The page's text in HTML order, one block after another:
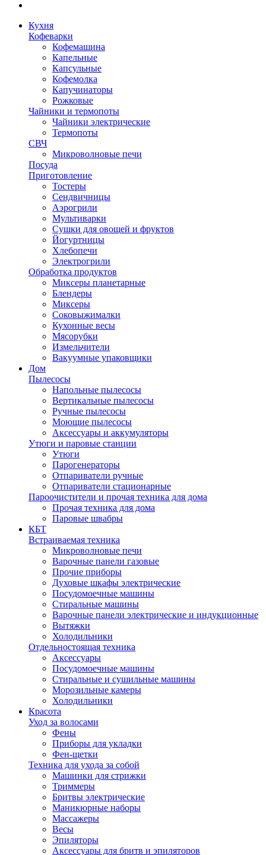
Кухня
Кофеварки
Кофемашина
Капельные
Капсульные
Кофемолка
Капучинаторы
Рожковые
Чайники и термопоты
Чайники электрические
Термопоты
СВЧ
Микроволновые печи
Посуда
Приготовление
Тостеры
Сендвичницы
Аэрогрили
Мультиварки
Сушки для овощей и фруктов
Йогуртницы
Хлебопечи
Электрогрили
Обработка продуктов
Миксеры планетарные
Блендеры
Миксеры
Соковыжималки
Кухонные весы
Мясорубки
Измельчители
Вакуумные упаковщики
Дом
Пылесосы
Напольные пылесосы
Вертикальные пылесосы
Ручные пылесосы
Моющие пылесосы
Аксессуары и аккумуляторы
Утюги и паровые станции
Утюги
Парогенераторы
Отпариватели ручные
Отпариватели стационарные
Пароочистители и прочая техника для дома
Прочая техника для дома
Паровые швабры
КБТ
Встраиваемая техника
Микроволновые печи
Варочные панели газовые
Прочие приборы
Духовые шкафы электрические
Посудомоечные машины
Стиральные машины
Варочные панели электрические и индукционные
Вытяжки
Холодильники
Отдельностоящая техника
Аксессуары
Посудомоечные машины
Стиральные и сушильные машины
Морозильные камеры
Холодильники
Красота
Уход за волосами
Фены
Приборы для укладки
Фен-щетки
Техника для ухода за собой
Машинки для стрижки
Триммеры
Бритвы электрические
Маникюрные наборы
Массажеры
Весы
Эпиляторы
Аксессуары для бритв и эпиляторов